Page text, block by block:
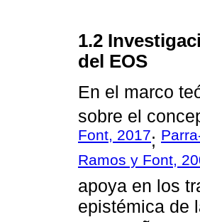
1.2
del EOS
En el marco
sobre el
Font, 2017;
Ramos y Font,
apoya en los
epistémica de